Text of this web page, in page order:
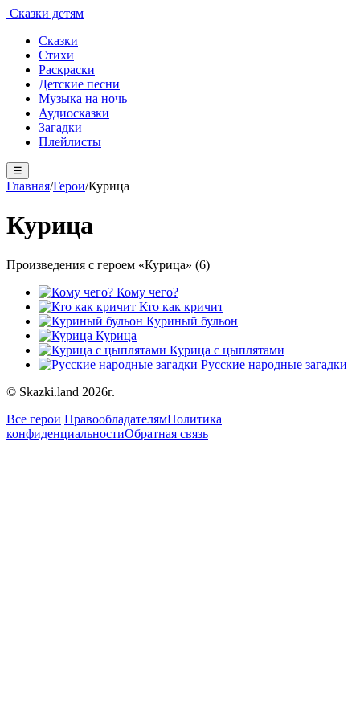
Сказки детям
Сказки
Стихи
Раскраски
Детские песни
Музыка на ночь
Аудиосказки
Загадки
Плейлисты
☰
Главная/Герои/Курица
Курица
Произведения с героем «Курица» (6)
Кому чего?
Кто как кричит
Куриный бульон
Курица
Курица с цыплятами
Русские народные загадки
© Skazki.land 2026г.
Все герои ПравообладателямПолитика
конфиденциальностиОбратная связь